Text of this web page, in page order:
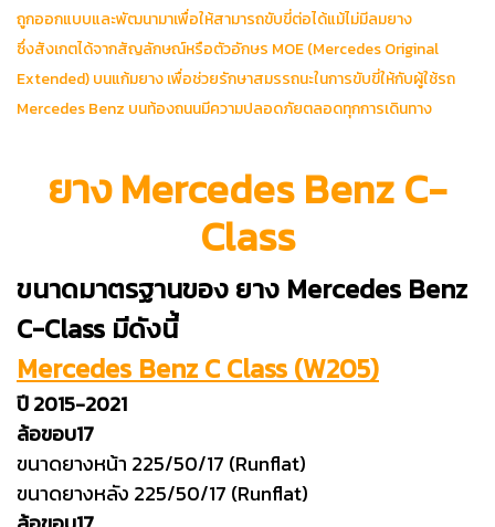
ถูกออกแบบและพัฒนามาเพื่อให้สามารถขับขี่ต่อได้แม้ไม่มีลมยาง
ซึ่งสังเกตได้จากสัญลักษณ์หรือตัวอักษร MOE (Mercedes Original
Extended) บนแก้มยาง เพื่อช่วยรักษาสมรรถนะในการขับขี่ให้กับผู้ใช้รถ
Mercedes Benz บนท้องถนนมีความปลอดภัยตลอดทุกการเดินทาง
ยาง Mercedes Benz C-
Class
ขนาดมาตรฐานของ ยาง Mercedes Benz
C-Class มีดังนี้
Mercedes Benz C Class (W205)
ปี 2015-2021
ล้อขอบ17
ขนาดยางหน้า 225/50/17 (Runflat)
ขนาดยางหลัง 225/50/17 (Runflat)